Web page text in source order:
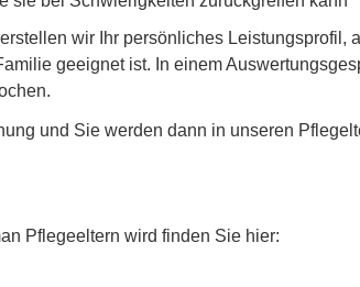
wir Ihr persönliches Leistungsprofil,
geeignet ist. In einem
und Sie werden dann in unseren
Pflegeeltern wird finden Sie hier: